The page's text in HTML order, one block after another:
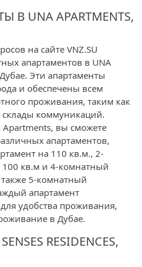
UNA APARTMENTS,
на сайте VNZ.SU
апартаментов в UNA
Эти апартаменты
и обеспечены всем
проживания, таким как
коммуникаций.
Apartments, вы сможете
апартаментов,
на 110 кв.м., 2-
кв.м и 4-комнатный
5-комнатный
апартамент
удобства проживания,
в Дубае.
RESIDENCES,